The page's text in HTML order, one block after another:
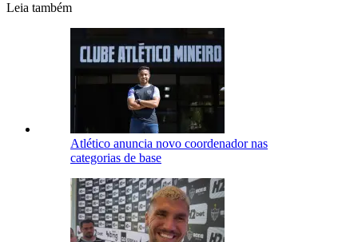
Leia também
Atlético anuncia novo coordenador nas
categorias de base